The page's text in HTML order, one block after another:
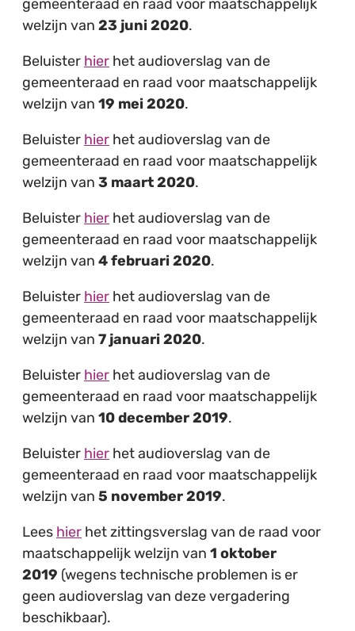
gemeenteraad en raad voor maatschappelijk
welzijn van 23 juni 2020.
Beluister hier het audioverslag van de
gemeenteraad en raad voor maatschappelijk
welzijn van 19 mei 2020.
Beluister hier het audioverslag van de
gemeenteraad en raad voor maatschappelijk
welzijn van 3 maart 2020.
Beluister hier het audioverslag van de
gemeenteraad en raad voor maatschappelijk
welzijn van 4 februari 2020.
Beluister hier het audioverslag van de
gemeenteraad en raad voor maatschappelijk
welzijn van 7 januari 2020.
Beluister hier het audioverslag van de
gemeenteraad en raad voor maatschappelijk
welzijn van 10 december 2019.
Beluister hier het audioverslag van de
gemeenteraad en raad voor maatschappelijk
welzijn van 5 november 2019.
Lees hier het zittingsverslag van de raad voor
maatschappelijk welzijn van 1 oktober
2019 (wegens technische problemen is er
geen audioverslag van deze vergadering
beschikbaar).